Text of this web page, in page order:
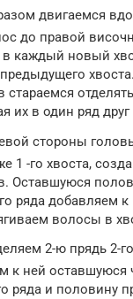
двигаемся
до правой
в каждый новый
стараемся
их в один ряд
стороны
1 -го хвоста,
Оставшуюся
ряда добавляем к
волосы в
2-ю прядь 2-
к ней оставшуюся
ряда и половину